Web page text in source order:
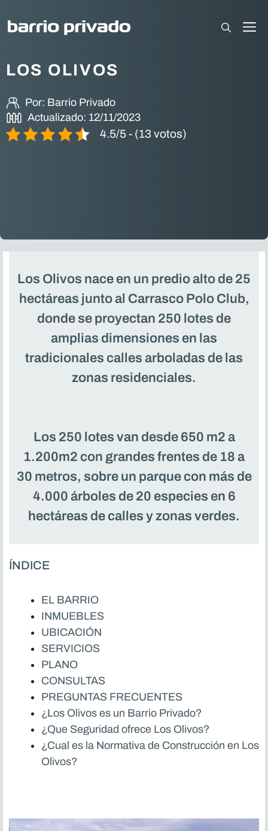
LOS OLIVOS
Por: Barrio Privado
Actualizado: 12/11/2023
4.5/5 - (13 votos)
Los Olivos nace en un predio alto de 25
hectáreas junto al Carrasco Polo Club,
donde se proyectan 250 lotes de
amplias dimensiones en las
tradicionales calles arboladas de las
zonas residenciales.
Los 250 lotes van desde 650 m2 a
1.200m2 con grandes frentes de 18 a
30 metros, sobre un parque con más de
4.000 árboles de 20 especies en 6
hectáreas de calles y zonas verdes.
ÍNDICE
EL BARRIO
INMUEBLES
UBICACIÓN
SERVICIOS
PLANO
CONSULTAS
PREGUNTAS FRECUENTES
¿Los Olivos es un Barrio Privado?
¿Que Seguridad ofrece Los Olivos?
¿Cual es la Normativa de Construcción en Los
Olivos?